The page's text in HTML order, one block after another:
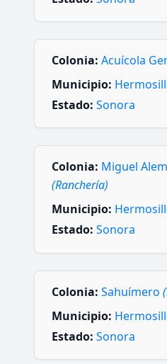
Colonia: Acuícola
Municipio:
Estado: Sonora
Colonia: Miguel
(Ranchería)
Municipio:
Estado: Sonora
Colonia: Sahuímero
Municipio:
Estado: Sonora